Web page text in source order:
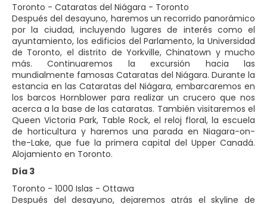
Toronto - Cataratas del Niágara - Toronto
Después del desayuno, haremos un recorrido panorámico
por la ciudad, incluyendo lugares de interés como el
ayuntamiento, los edificios del Parlamento, la Universidad
de Toronto, el distrito de Yorkville, Chinatown y mucho
más. Continuaremos la excursión hacia las
mundialmente famosas Cataratas del Niágara. Durante la
estancia en las Cataratas del Niágara, embarcaremos en
los barcos Hornblower para realizar un crucero que nos
acerca a la base de las cataratas. También visitaremos el
Queen Victoria Park, Table Rock, el reloj floral, la escuela
de horticultura y haremos una parada en Niagara-on-
the-Lake, que fue la primera capital del Upper Canadá.
Alojamiento en Toronto.
Día 3
Toronto - 1000 Islas - Ottawa
Después del desayuno, dejaremos atrás el skyline de